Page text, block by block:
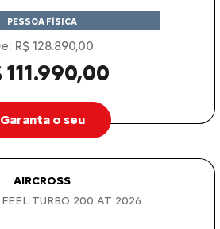
PESSOA FÍSICA
R$ 128.890,00
111.990,00
Garanta o seu
AIRCROSS
FEEL TURBO 200 AT 2026